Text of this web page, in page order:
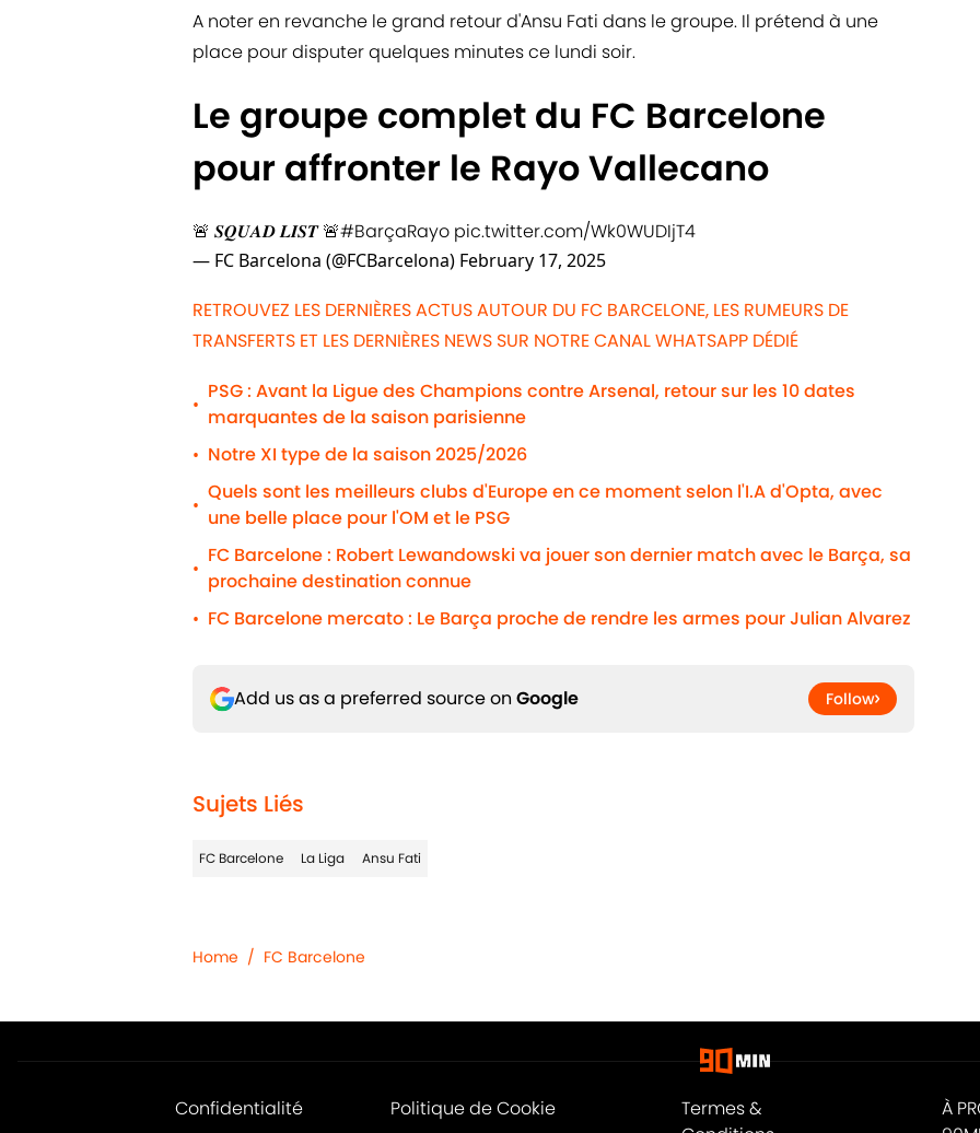
A noter en revanche le grand retour d'Ansu Fati dans le groupe. Il prétend à une
place pour disputer quelques minutes ce lundi soir.
Le groupe complet du FC Barcelone
pour affronter le Rayo Vallecano
🚨 𝑺𝑸𝑼𝑨𝑫 𝑳𝑰𝑺𝑻 🚨#BarçaRayo pic.twitter.com/Wk0WUDIjT4
— FC Barcelona (@FCBarcelona) February 17, 2025
RETROUVEZ LES DERNIÈRES ACTUS AUTOUR DU FC BARCELONE, LES RUMEURS DE
TRANSFERTS ET LES DERNIÈRES NEWS SUR NOTRE CANAL WHATSAPP DÉDIÉ
•
PSG : Avant la Ligue des Champions contre Arsenal, retour sur les 10 dates
marquantes de la saison parisienne
• Notre XI type de la saison 2025/2026
•
Quels sont les meilleurs clubs d'Europe en ce moment selon l'I.A d'Opta, avec
une belle place pour l'OM et le PSG
•
FC Barcelone : Robert Lewandowski va jouer son dernier match avec le Barça, sa
prochaine destination connue
• FC Barcelone mercato : Le Barça proche de rendre les armes pour Julian Alvarez
Add us as a preferred source on Google Follow
Sujets Liés
FC Barcelone La Liga Ansu Fati
Home / FC Barcelone
Confidentialité Politique de Cookie
Termes &
À